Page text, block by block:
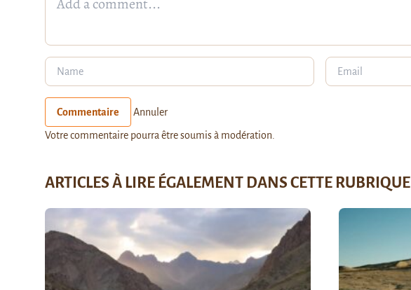
Commentaire Annuler
Votre commentaire pourra être soumis à modération.
ARTICLES À LIRE ÉGALEMENT DANS CETTE RUBRIQUE